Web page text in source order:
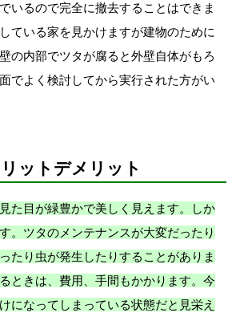
いるので完全に撤去することはできま
ている家を見かけますが建物のために
の内部でツタが腐ると外壁自体がもろ
でよく検討してから実行された方がい
ットデメリット
た目が緑豊かで美しく見えます。しか
。ツタのメンテナンスが大変だったり
たり虫が発生したりすることがありま
ときは、費用、手間もかかります。今
になってしまっている状態だと見栄え